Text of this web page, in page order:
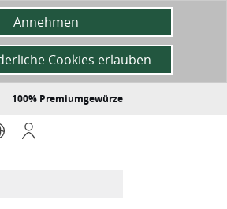
100% Premiumgewürze
Annehmen
Cookies erlauben